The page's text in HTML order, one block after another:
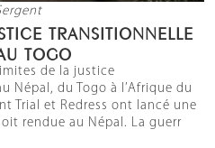
TRANSITIONNELLE
TOGO
de la justice
Népal, du Togo à l’Afrique du
Trial et Redress ont lancé une
rendue au Népal. La guerr